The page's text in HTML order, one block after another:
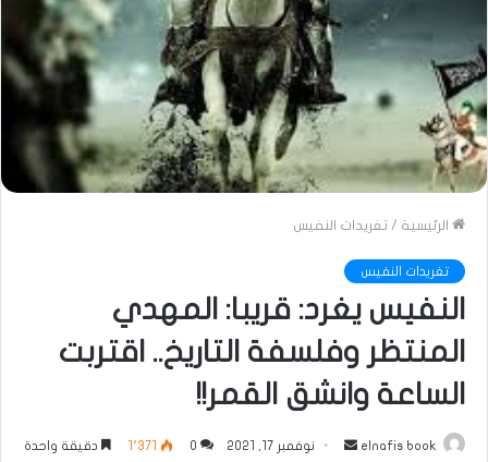
الرئيسية / تغريدات النفيس
تغريدات النفيس
النفيس يغرد: قريبا: المهدي
المنتظر وفلسفة التاريخ.. اقتربت
الساعة وانشق القمر!!
elnafis book
أرسل
نوفمبر 17, 2021 0 1٬371 دقيقة واحدة